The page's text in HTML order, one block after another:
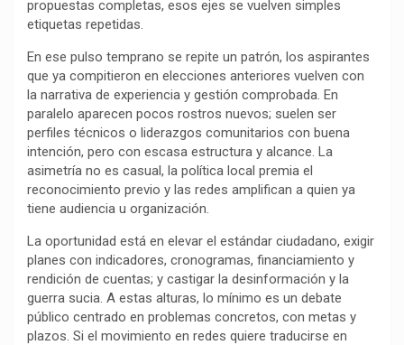
propuestas completas, esos ejes se vuelven simples
etiquetas repetidas.
En ese pulso temprano se repite un patrón, los aspirantes
que ya compitieron en elecciones anteriores vuelven con
la narrativa de experiencia y gestión comprobada. En
paralelo aparecen pocos rostros nuevos; suelen ser
perfiles técnicos o liderazgos comunitarios con buena
intención, pero con escasa estructura y alcance. La
asimetría no es casual, la política local premia el
reconocimiento previo y las redes amplifican a quien ya
tiene audiencia u organización.
La oportunidad está en elevar el estándar ciudadano, exigir
planes con indicadores, cronogramas, financiamiento y
rendición de cuentas; y castigar la desinformación y la
guerra sucia. A estas alturas, lo mínimo es un debate
público centrado en problemas concretos, con metas y
plazos. Si el movimiento en redes quiere traducirse en